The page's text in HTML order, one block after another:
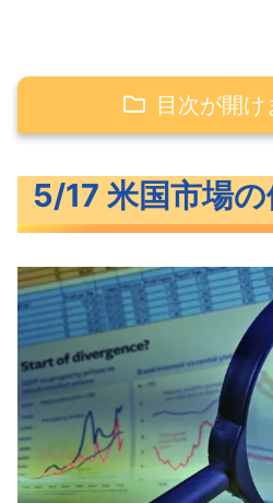
目次が開け
大きく上昇した米
S&P500ヒートマ
セクター別パフォー
上値をトライする
米国市場のトピックス
デフォルト回避で
5/17 米国市場の